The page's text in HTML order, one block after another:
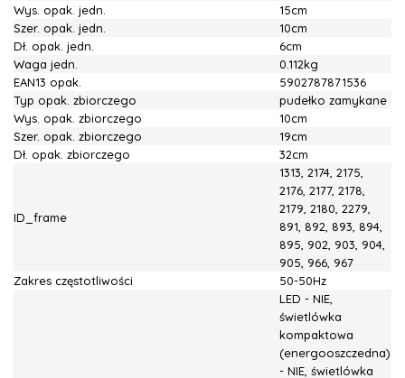
Wys. opak. jedn.
15cm
Szer. opak. jedn.
10cm
Dł. opak. jedn.
6cm
Waga jedn.
0.112kg
EAN13 opak.
5902787871536
Typ opak. zbiorczego
pudełko zamykane
Wys. opak. zbiorczego
10cm
Szer. opak. zbiorczego
19cm
Dł. opak. zbiorczego
32cm
ID_frame
1313, 2174, 2175,
2176, 2177, 2178,
2179, 2180, 2279,
891, 892, 893, 894,
895, 902, 903, 904,
905, 966, 967
Zakres częstotliwości
50-50Hz
LED - NIE,
świetlówka
kompaktowa
(energooszczedna)
- NIE, świetlówka